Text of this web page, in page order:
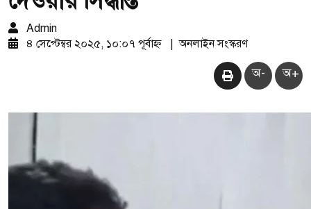
Admin
৪ সেপ্টেম্বর ২০২৫, ১০:০৭ পূর্বাহ্ন
অনলাইন সংস্করণ
অ- অ+